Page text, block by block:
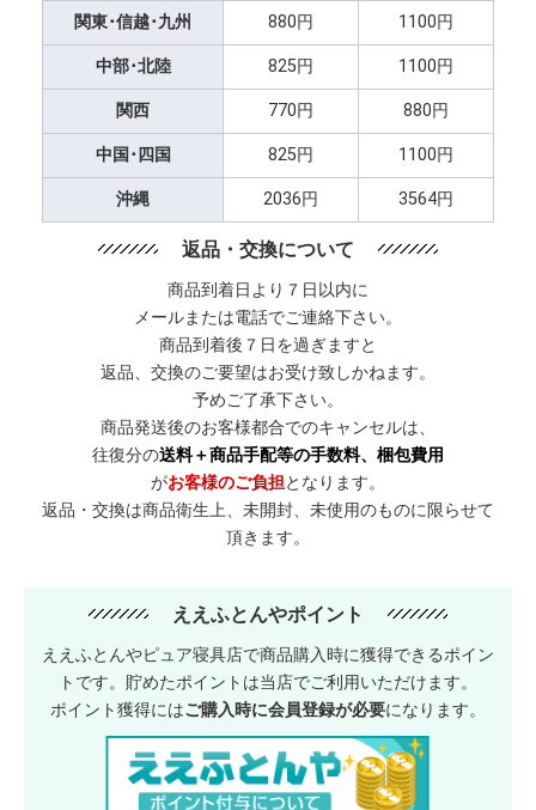
関東･信越･九州 880円 1100円
中部･北陸 825円 1100円
関西 770円 880円
中国･四国 825円 1100円
沖縄 2036円 3564円
返品・交換について
商品到着日より７日以内に
メールまたは電話でご連絡下さい。
商品到着後７日を過ぎますと
返品、交換のご要望はお受け致しかねます。
予めご了承下さい。
商品発送後のお客様都合でのキャンセルは、
往復分の送料＋商品手配等の手数料、梱包費用
がお客様のご負担となります。
返品・交換は商品衛生上、未開封、未使用のものに限らせて
頂きます。
ええふとんやポイント
ええふとんやピュア寝具店で商品購入時に獲得できるポイン
トです。貯めたポイントは当店でご利用いただけます。
ポイント獲得にはご購入時に会員登録が必要になります。